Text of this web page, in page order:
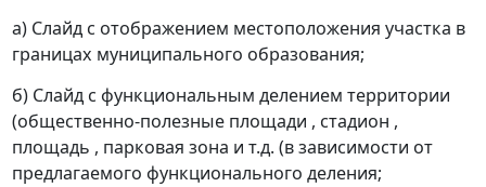
а) Слайд с отображением местоположения участка в
границах муниципального образования;
б) Слайд с функциональным делением территории
(общественно-полезные площади , стадион ,
площадь , парковая зона и т.д. (в зависимости от
предлагаемого функционального деления;